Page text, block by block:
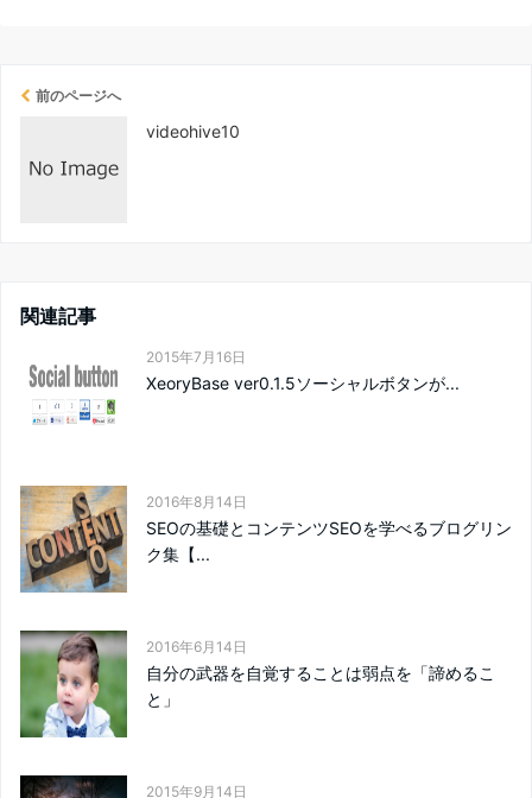
前のページへ
videohive10
関連記事
2015年7月16日
XeoryBase ver0.1.5ソーシャルボタンが...
2016年8月14日
SEOの基礎とコンテンツSEOを学べるブログリン
ク集【...
2016年6月14日
自分の武器を自覚することは弱点を「諦めるこ
と」
2015年9月14日